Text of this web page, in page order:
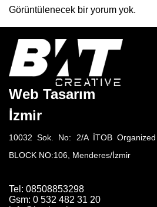
Görüntülenecek bir yorum yok.
Web Tasarım
İzmir
10032 Sok. No: 2/A İTOB
BLOCK NO:106, Menderes/İzmir
Tel: 08508853298
Gsm: 0 532 482 31 20